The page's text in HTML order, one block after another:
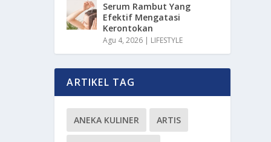
Serum Rambut Yang
Efektif Mengatasi
Kerontokan
Agu 4, 2026 | LIFESTYLE
ARTIKEL TAG
ANEKA KULINER ARTIS